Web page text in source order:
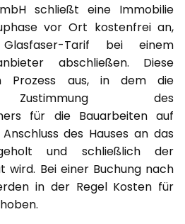
schließt eine Immobilie
vor Ort kostenfrei an,
Tarif bei einem
abschließen. Diese
Prozess aus, in dem die
Zustimmung des
für die Bauarbeiten auf
des Hauses an das
und schließlich der
wird. Bei einer Buchung nach
in der Regel Kosten für